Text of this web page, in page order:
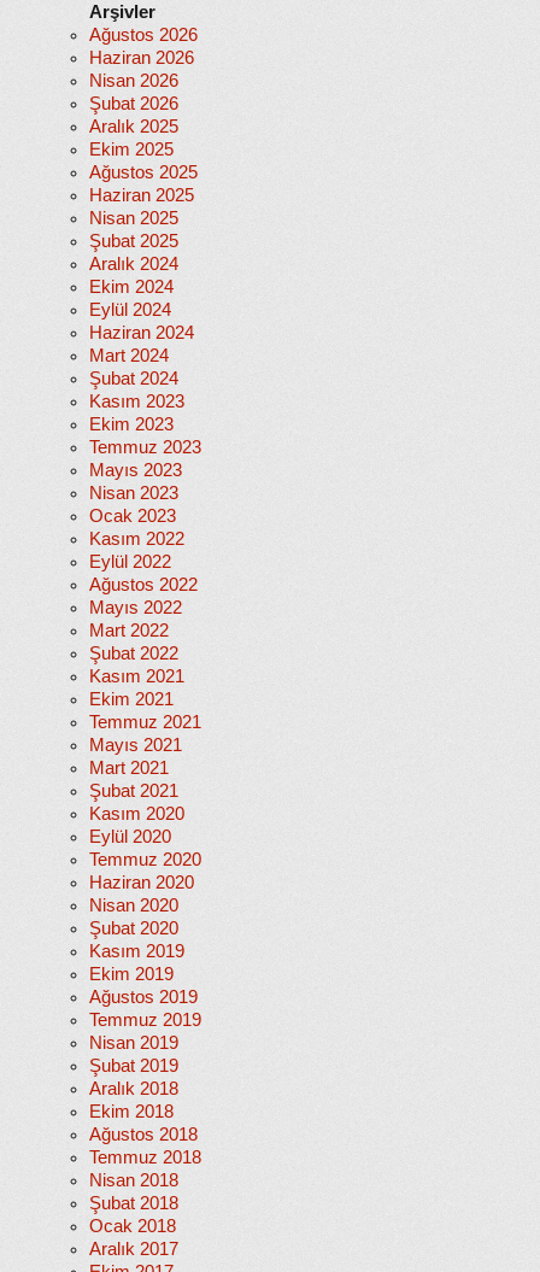
Arşivler
Ağustos 2026
Haziran 2026
Nisan 2026
Şubat 2026
Aralık 2025
Ekim 2025
Ağustos 2025
Haziran 2025
Nisan 2025
Şubat 2025
Aralık 2024
Ekim 2024
Eylül 2024
Haziran 2024
Mart 2024
Şubat 2024
Kasım 2023
Ekim 2023
Temmuz 2023
Mayıs 2023
Nisan 2023
Ocak 2023
Kasım 2022
Eylül 2022
Ağustos 2022
Mayıs 2022
Mart 2022
Şubat 2022
Kasım 2021
Ekim 2021
Temmuz 2021
Mayıs 2021
Mart 2021
Şubat 2021
Kasım 2020
Eylül 2020
Temmuz 2020
Haziran 2020
Nisan 2020
Şubat 2020
Kasım 2019
Ekim 2019
Ağustos 2019
Temmuz 2019
Nisan 2019
Şubat 2019
Aralık 2018
Ekim 2018
Ağustos 2018
Temmuz 2018
Nisan 2018
Şubat 2018
Ocak 2018
Aralık 2017